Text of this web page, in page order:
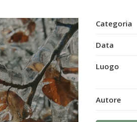
Categoria
Data
Luogo
Autore